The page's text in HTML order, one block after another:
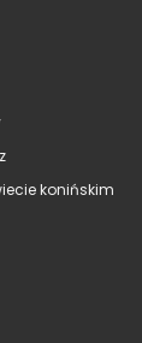
konińskim